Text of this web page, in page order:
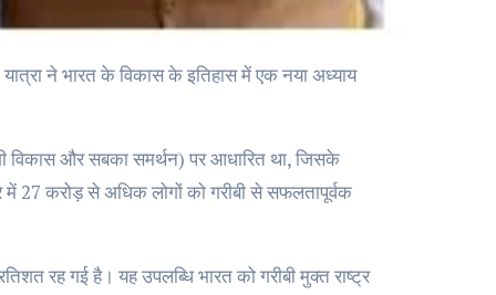
विकास और सबका समर्थन) पर आधारित था, जिसके
में 27 करोड़ से अधिक लोगों को गरीबी से सफलतापूर्वक
रह गई है। यह उपलब्धि भारत को गरीबी मुक्त राष्ट्र